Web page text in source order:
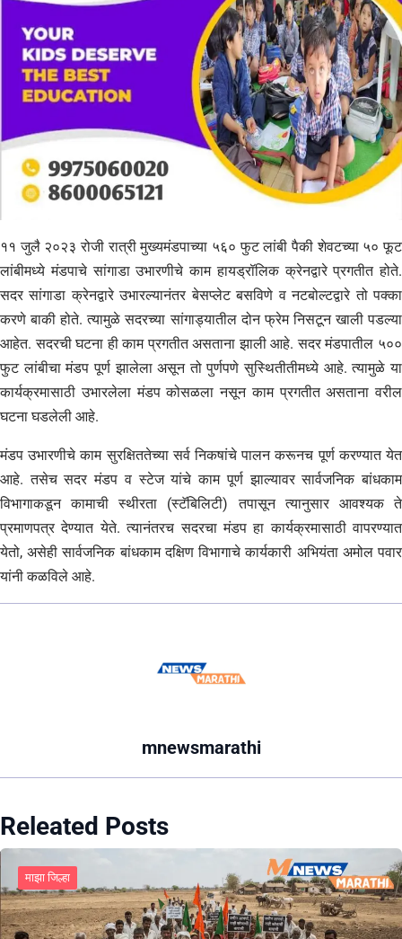
११ जुलै २०२३ रोजी रात्री मुख्यमंडपाच्या ५६० फुट लांबी पैकी शेवटच्या ५० फूट
लांबीमध्ये मंडपाचे सांगाडा उभारणीचे काम हायड्रॉलिक क्रेनद्वारे प्रगतीत होते.
सदर सांगाडा क्रेनद्वारे उभारल्यानंतर बेसप्लेट बसविणे व नटबोल्टद्वारे तो पक्का
करणे बाकी होते. त्यामुळे सदरच्या सांगाड्यातील दोन फ्रेम निसटून खाली पडल्या
आहेत. सदरची घटना ही काम प्रगतीत असताना झाली आहे. सदर मंडपातील ५००
फुट लांबीचा मंडप पूर्ण झालेला असून तो पुर्णपणे सुस्थितीतीमध्ये आहे. त्यामुळे या
कार्यक्रमासाठी उभारलेला मंडप कोसळला नसून काम प्रगतीत असताना वरील
घटना घडलेली आहे.
मंडप उभारणीचे काम सुरक्षिततेच्या सर्व निकषांचे पालन करूनच पूर्ण करण्यात येत
आहे. तसेच सदर मंडप व स्टेज यांचे काम पूर्ण झाल्यावर सार्वजनिक बांधकाम
विभागाकडून कामाची स्थीरता (स्टॅबिलिटी) तपासून त्यानुसार आवश्यक ते
प्रमाणपत्र देण्यात येते. त्यानंतरच सदरचा मंडप हा कार्यक्रमासाठी वापरण्यात
येतो, असेही सार्वजनिक बांधकाम दक्षिण विभागाचे कार्यकारी अभियंता अमोल पवार
यांनी कळविले आहे.
mnewsmarathi
Releated Posts
माझा जिल्हा